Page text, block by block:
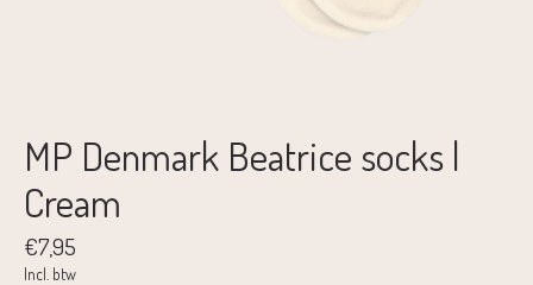
MP Denmark Beatrice socks |
Cream
€7,95
Incl. btw